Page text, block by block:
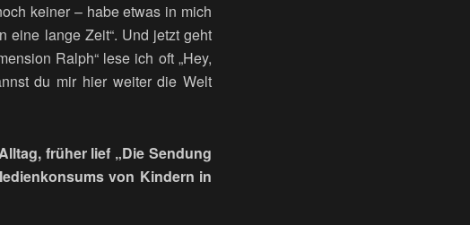
keiner – habe etwas in mich
eine lange Zeit“. Und jetzt geht
Ralph“ lese ich oft „Hey,
du mir hier weiter die Welt
früher lief „Die Sendung
von Kindern in